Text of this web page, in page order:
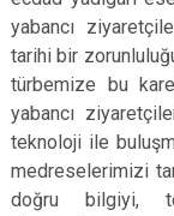
yabancı
tarihi bir
türbemize bu
yabancı
teknoloji ile
medreselerimizi
doğru bilgiyi,